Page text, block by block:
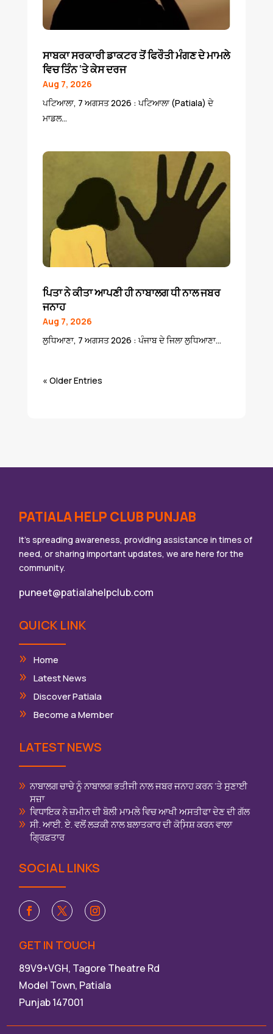
ਸਾਬਕਾ ਸਰਕਾਰੀ ਡਾਕਟਰ ਤੋਂ ਫਿਰੌਤੀ ਮੰਗਣ ਦੇ ਮਾਮਲੇ
ਵਿਚ ਤਿੰਨ ‘ਤੇ ਕੇਸ ਦਰਜ
Aug 7, 2026
ਪਟਿਆਲਾ, 7 ਅਗਸਤ 2026 : ਪਟਿਆਲਾ (Patiala) ਦੇ
ਮਾਡਲ...
ਪਿਤਾ ਨੇ ਕੀਤਾ ਆਪਣੀ ਹੀ ਨਾਬਾਲਗ ਧੀ ਨਾਲ ਜਬਰ
ਜਨਾਹ
Aug 7, 2026
ਲੁਧਿਆਣਾ, 7 ਅਗਸਤ 2026 : ਪੰਜਾਬ ਦੇ ਜਿਲਾ ਲੁਧਿਆਣਾ...
« Older Entries
PATIALA HELP CLUB PUNJAB
It’s spreading awareness, providing assistance in times of
need, or sharing important updates, we are here for the
community.
puneet@patialahelpclub.com
QUICK LINK
Home
Latest News
Discover Patiala
Become a Member
LATEST NEWS
ਨਾਬਾਲਗ ਚਾਚੇ ਨੂੰ ਨਾਬਾਲਗ ਭਤੀਜੀ ਨਾਲ ਜਬਰ ਜਨਾਹ ਕਰਨ ‘ਤੇ ਸੁਣਾਈ
ਸਜ਼ਾ
ਵਿਧਾਇਕ ਨੇ ਜ਼ਮੀਨ ਦੀ ਬੋਲੀ ਮਾਮਲੇ ਵਿਚ ਆਖੀ ਅਸਤੀਫਾ ਦੇਣ ਦੀ ਗੱਲ
ਸੀ. ਆਈ. ਏ. ਵਲੋਂ ਲੜਕੀ ਨਾਲ ਬਲਾਤਕਾਰ ਦੀ ਕੋਸਿ਼ਸ਼ ਕਰਨ ਵਾਲਾ
ਗ੍ਰਿਫ਼ਤਾਰ
SOCIAL LINKS
GET IN TOUCH
89V9+VGH, Tagore Theatre Rd
Model Town, Patiala
Punjab 147001